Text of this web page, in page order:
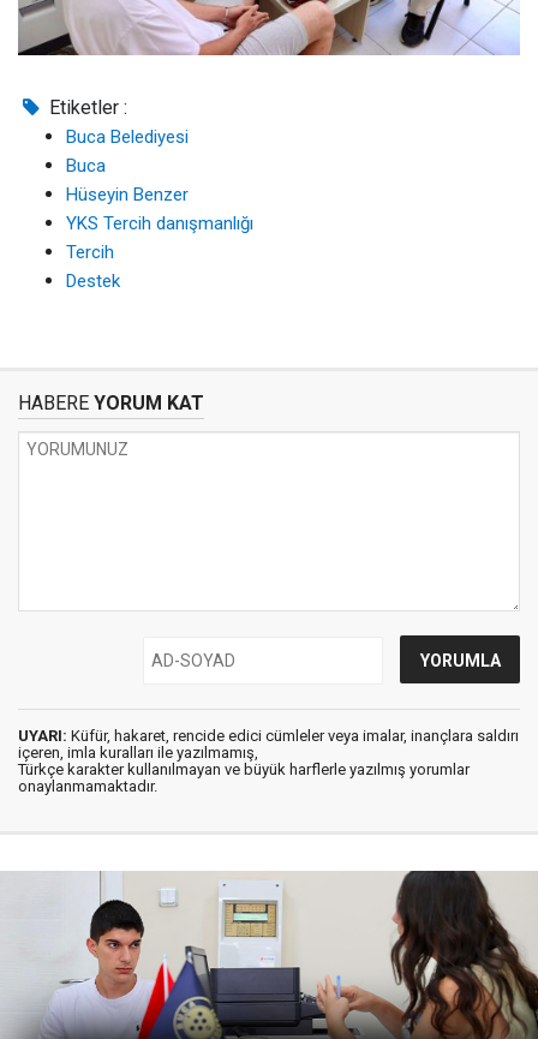
Etiketler :
Buca Belediyesi
Buca
Hüseyin Benzer
YKS Tercih danışmanlığı
Tercih
Destek
HABERE YORUM KAT
UYARI: Küfür, hakaret, rencide edici cümleler veya imalar, inançlara saldırı
içeren, imla kuralları ile yazılmamış,
Türkçe karakter kullanılmayan ve büyük harflerle yazılmış yorumlar
onaylanmamaktadır.